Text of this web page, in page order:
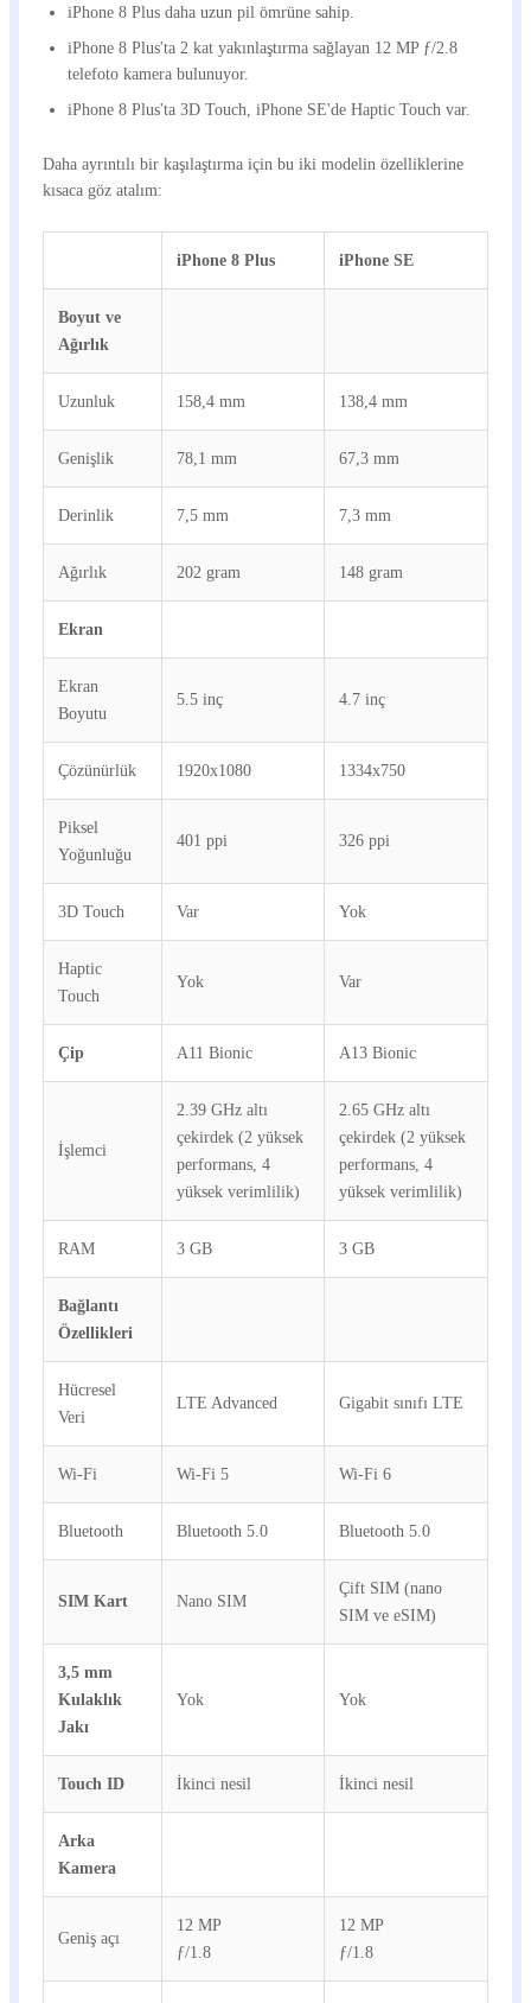
iPhone 8 Plus daha uzun pil ömrüne sahip.
iPhone 8 Plus'ta 2 kat yakınlaştırma sağlayan 12 MP ƒ/2.8
telefoto kamera bulunuyor.
iPhone 8 Plus'ta 3D Touch, iPhone SE'de Haptic Touch var.
Daha ayrıntılı bir kaşılaştırma için bu iki modelin özelliklerine
kısaca göz atalım:
iPhone 8 Plus iPhone SE
Boyut ve
Ağırlık
Uzunluk 158,4 mm 138,4 mm
Genişlik 78,1 mm 67,3 mm
Derinlik 7,5 mm 7,3 mm
Ağırlık 202 gram 148 gram
Ekran
Ekran
Boyutu
5.5 inç 4.7 inç
Çözünürlük 1920x1080 1334x750
Piksel
Yoğunluğu
401 ppi 326 ppi
3D Touch Var Yok
Haptic
Touch
Yok Var
Çip A11 Bionic A13 Bionic
İşlemci
2.39 GHz altı
çekirdek (2 yüksek
performans, 4
yüksek verimlilik)
2.65 GHz altı
çekirdek (2 yüksek
performans, 4
yüksek verimlilik)
RAM 3 GB 3 GB
Bağlantı
Özellikleri
Hücresel
Veri
LTE Advanced Gigabit sınıfı LTE
Wi-Fi Wi-Fi 5 Wi-Fi 6
Bluetooth Bluetooth 5.0 Bluetooth 5.0
SIM Kart Nano SIM
Çift SIM (nano
SIM ve eSIM)
3,5 mm
Kulaklık
Jakı
Yok Yok
Touch ID İkinci nesil İkinci nesil
Arka
Kamera
Geniş açı
12 MP
ƒ/1.8
12 MP
ƒ/1.8